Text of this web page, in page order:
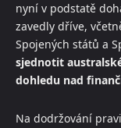
nyní v podstatě
zavedly dříve,
Spojených států a
sjednotit
dohledu nad
Na dodržování